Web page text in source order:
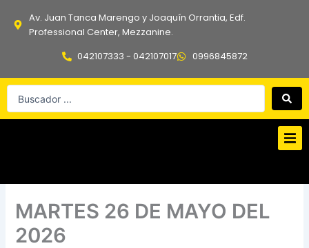
Av. Juan Tanca Marengo y Joaquín Orrantia, Edf.
Professional Center, Mezzanine.
042107333 - 042107017
0996845872
Search
MARTES 26 DE MAYO DEL
2026